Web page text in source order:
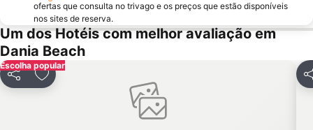
Miami International Mall
Fort Lauderdale Executive Airport
Bayside District
Midtown
Florida Grand Opera
Coral Way
Museum of Discovery and Science
Lummus Park
ofertas que consulta no trivago e os preços que estão disponíveis
nos sites de reserva.
Um dos Hotéis com melhor avaliação em
Dania Beach
Escolha popular
PartilharAdicionar aos favoritos